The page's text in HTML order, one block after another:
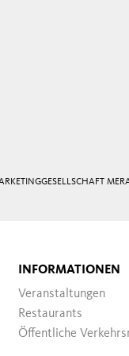
INFORMATIONEN
Veranstaltungen
Restaurants
Öffentliche